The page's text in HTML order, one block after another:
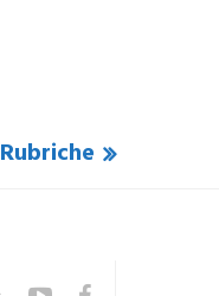
Rubriche